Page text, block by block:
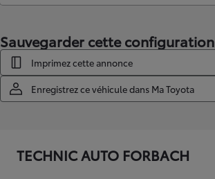
Sauvegarder cette configuration
Imprimez cette annonce
Enregistrez ce véhicule dans Ma Toyota
TECHNIC AUTO FORBACH